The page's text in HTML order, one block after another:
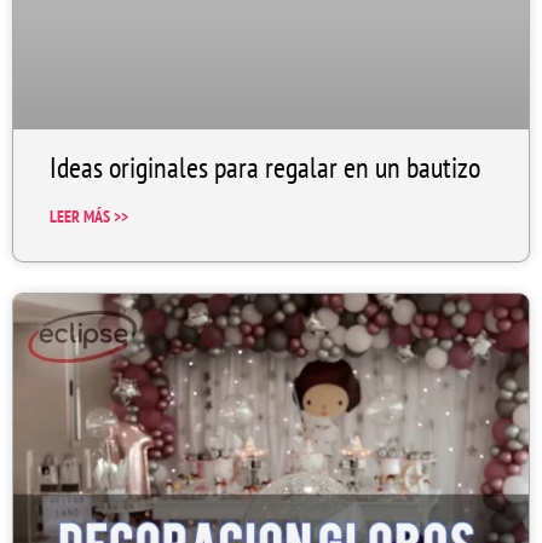
Ideas originales para regalar en un bautizo
LEER MÁS >>